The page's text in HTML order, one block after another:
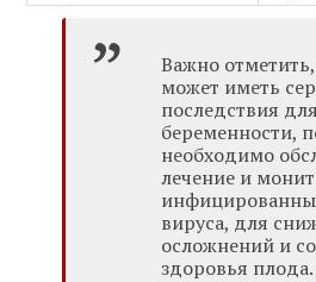
Важно
может иметь
последствия
беременности,
необходимо
лечение и
вируса, для
осложнений и
здоровья плода.